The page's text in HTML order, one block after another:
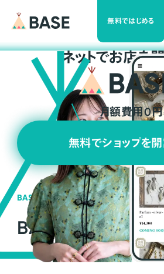
無料ではじめる
ネットでお店を
月額費用0円
無料でショップを
BASEの強み
BASEが強い3つ